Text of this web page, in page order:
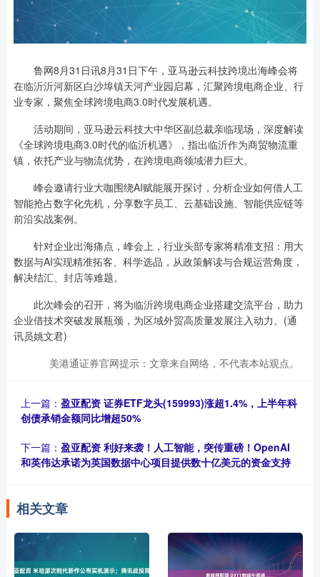
鲁网8月31日讯8月31日下午，亚马逊云科技跨境出海峰会将
在临沂沂河新区白沙埠镇天河产业园启幕，汇聚跨境电商企业、行
业专家，聚焦全球跨境电商3.0时代发展机遇。
活动期间，亚马逊云科技大中华区副总裁亲临现场，深度解读
《全球跨境电商3.0时代的临沂机遇》，指出临沂作为商贸物流重
镇，依托产业与物流优势，在跨境电商领域潜力巨大。
峰会邀请行业大咖围绕AI赋能展开探讨，分析企业如何借人工
智能抢占数字化先机，分享数字员工、云基础设施、智能供应链等
前沿实战案例。
针对企业出海痛点，峰会上，行业头部专家将精准支招：用大
数据与AI实现精准拓客、科学选品，从政策解读与合规运营角度，
解决结汇、封店等难题。
此次峰会的召开，将为临沂跨境电商企业搭建交流平台，助力
企业借技术突破发展瓶颈，为区域外贸高质量发展注入动力。(通
讯员姚文君)
美港通证券官网提示：文章来自网络，不代表本站观点。
上一篇： 盈亚配资 证券ETF龙头(159993)涨超1.4%，上半年科
创债承销金额同比增超50%
下一篇： 盈亚配资 利好来袭！人工智能，突传重磅！OpenAI
和英伟达承诺为英国数据中心项目提供数十亿美元的资金支持
相关文章